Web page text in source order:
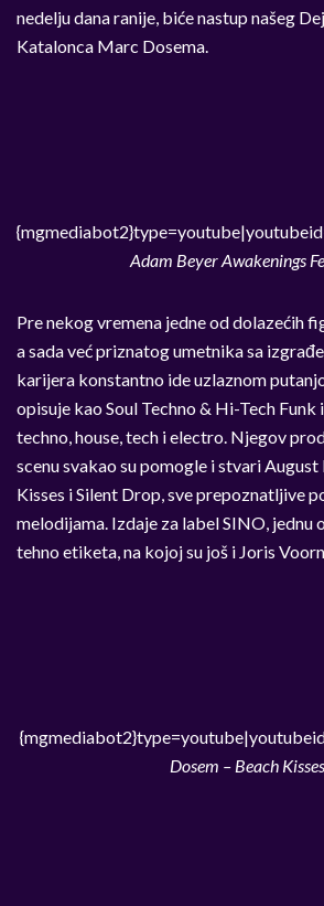
nedelju dana ranije, biće nastup našeg
Katalonca Marc Dosema.
Adam Beyer Awakenings
Pre nekog vremena jedne od dolazećih
a sada već priznatog umetnika sa
karijera konstantno ide uzlaznom
opisuje kao Soul Techno & Hi-Tech Funk
techno, house, tech i electro. Njegov
scenu svakao su pomogle i stvari August
Kisses i Silent Drop, sve prepoznatljive
melodijama. Izdaje za label SINO, jednu
tehno etiketa, na kojoj su još i Joris
Dosem – Beach Kisses